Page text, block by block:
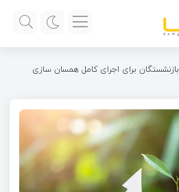
بازنشستگان برای اجرای کامل همسان سازی